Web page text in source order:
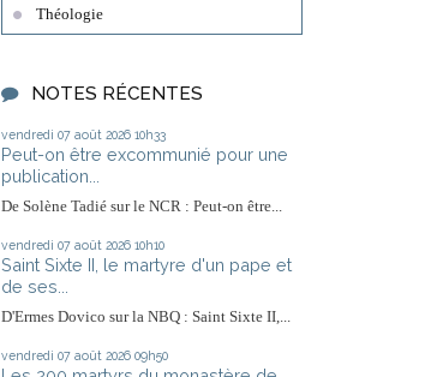
Théologie
NOTES RÉCENTES
vendredi 07 août 2026 10h33
Peut-on être excommunié pour une
publication...
De Solène Tadié sur le NCR : Peut-on être...
vendredi 07 août 2026 10h10
Saint Sixte II, le martyre d'un pape et
de ses...
D'Ermes Dovico sur la NBQ : Saint Sixte II,...
vendredi 07 août 2026 09h50